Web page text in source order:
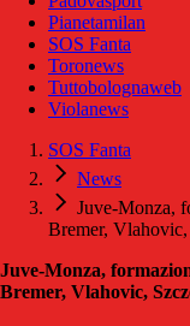
Pianetamilan
SOS Fanta
Toronews
Tuttobolognaweb
Violanews
SOS Fanta
News
Juve-Monza,
Bremer,
Juve-Monza,
Bremer, Vlahovic,